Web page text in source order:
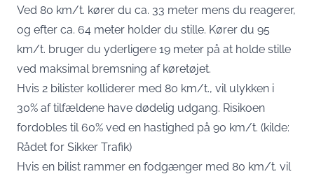
Ved 80 km/t. kører du ca. 33 meter mens du reagerer,
og efter ca. 64 meter holder du stille. Kører du 95
km/t. bruger du yderligere 19 meter på at holde stille
ved maksimal bremsning af køretøjet.
Hvis 2 bilister kolliderer med 80 km/t., vil ulykken i
30% af tilfældene have dødelig udgang. Risikoen
fordobles til 60% ved en hastighed på 90 km/t. (kilde:
Rådet for Sikker Trafik)
Hvis en bilist rammer en fodgænger med 80 km/t. vil